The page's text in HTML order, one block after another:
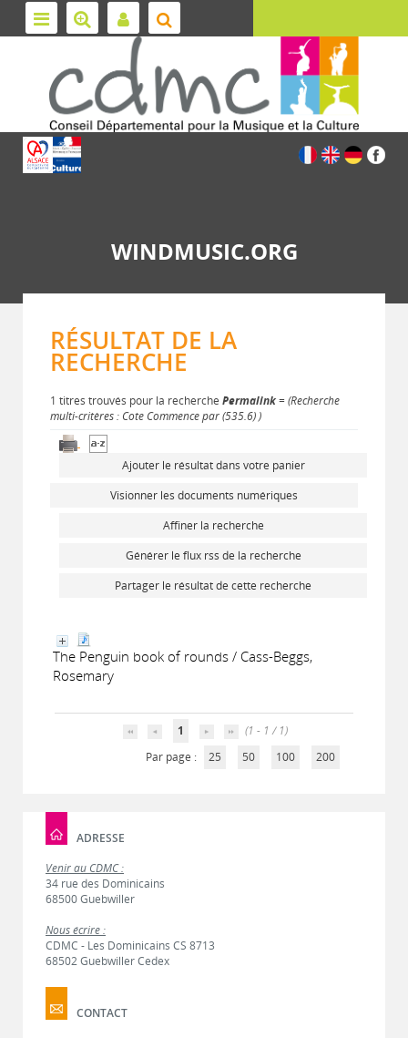
WINDMUSIC.ORG
RÉSULTAT DE LA
RECHERCHE
1 titres trouvés pour la recherche Permalink= (Recherche
multi-critères : Cote Commence par (535.6) )
Ajouter le résultat dans votre panier
Visionner les documents numériques
Affiner la recherche
Générer le flux rss de la recherche
Partager le résultat de cette recherche
The Penguin book of rounds / Cass-Beggs,
Rosemary
1
(1 - 1 / 1)
Par page :
25 50 100 200
ADRESSE
Venir au CDMC :
34 rue des Dominicains
68500 Guebwiller
Nous écrire :
CDMC - Les Dominicains CS 8713
68502 Guebwiller Cedex
CONTACT